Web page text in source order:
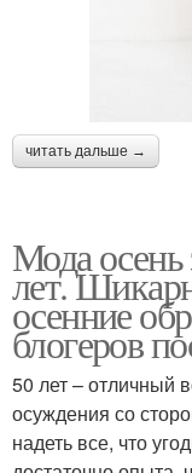
читать дальше →
Мода
лет.
осенние
блогеров
50 лет – отличный
осуждения со
надеть все, что